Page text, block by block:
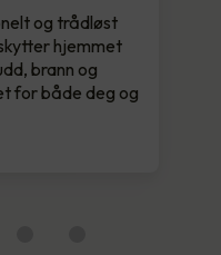
og trådløst
hjemmet
brann og
for både deg og